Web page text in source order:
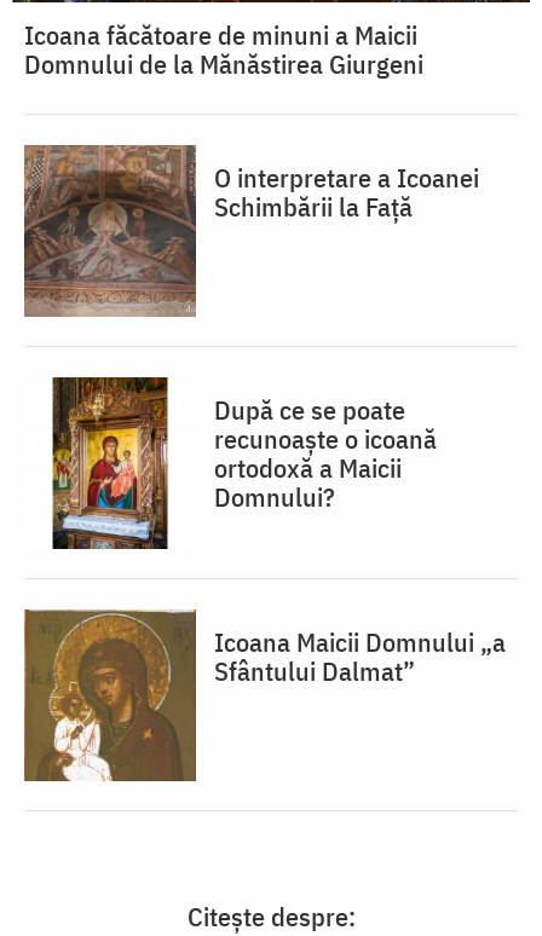
Icoana făcătoare de minuni a Maicii
Domnului de la Mănăstirea Giurgeni
O interpretare a Icoanei
Schimbării la Față
După ce se poate
recunoaște o icoană
ortodoxă a Maicii
Domnului?
Icoana Maicii Domnului „a
Sfântului Dalmat”
Citește despre: